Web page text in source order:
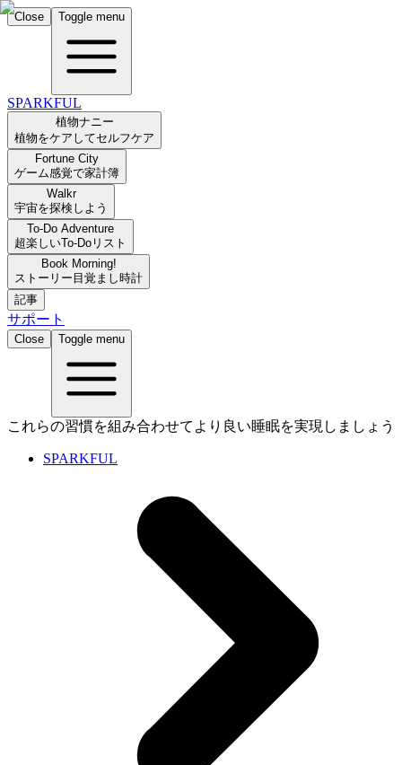
Close Toggle menu
SPARKFUL
植物ナニー
植物をケアしてセルフケア
Fortune City
ゲーム感覚で家計簿
Walkr
宇宙を探検しよう
To-Do Adventure
超楽しいTo-Doリスト
Book Morning!
ストーリー目覚まし時計
記事
サポート
Close Toggle menu
これらの習慣を組み合わせてより良い睡眠を実現しましょう
SPARKFUL